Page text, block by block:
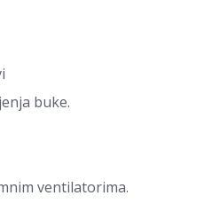
buke.
ventilatorima.